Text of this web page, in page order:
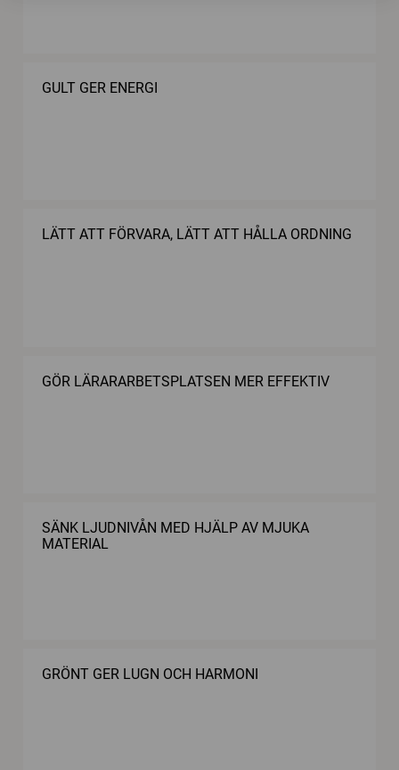
GULT GER ENERGI
LÄTT ATT FÖRVARA, LÄTT ATT HÅLLA ORDNING
GÖR LÄRARARBETSPLATSEN MER EFFEKTIV
SÄNK LJUDNIVÅN MED HJÄLP AV MJUKA
MATERIAL
GRÖNT GER LUGN OCH HARMONI